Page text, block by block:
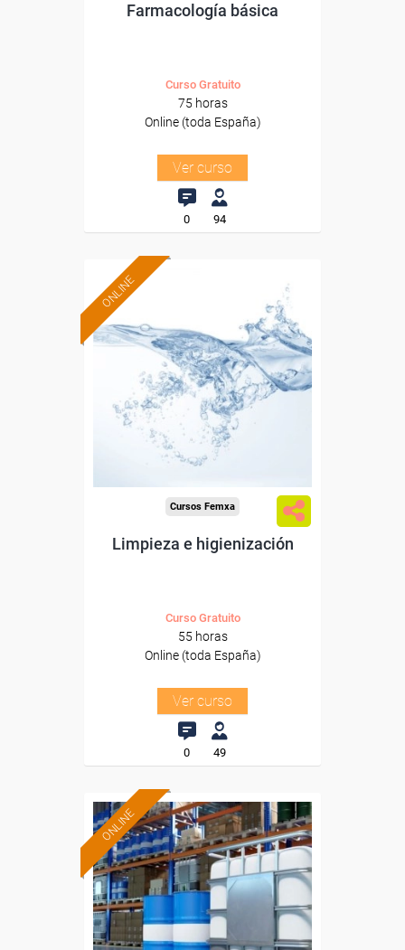
Farmacología básica
Curso Gratuito
75 horas
Online (toda España)
Ver curso
0 94
ONLINE
Formación 100%
subvencionada.
Para desempleados,
trabajadores y autónomos.
Sector
-Mediambiente.
Cursos Femxa
Limpieza e higienización
Curso Gratuito
55 horas
Online (toda España)
Ver curso
0 49
ONLINE
Formación 100%
subvencionada.
Para desempleados,
trabajadores y autónomos.